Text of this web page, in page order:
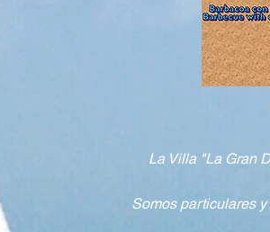
La Villa "La Gran
Somos particulares
playa-